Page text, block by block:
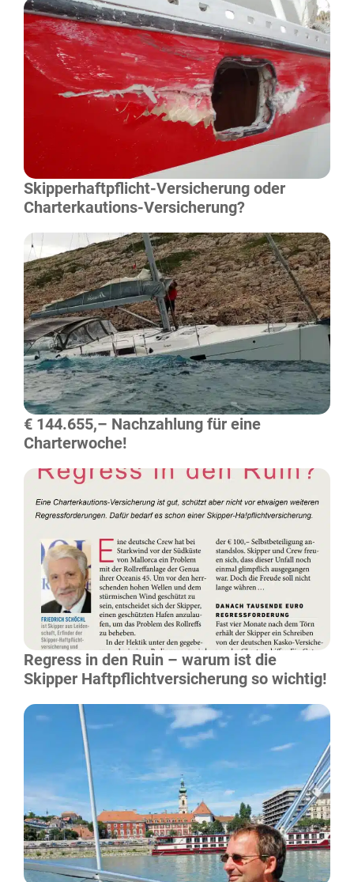
Mehr Lesen
Skipperhaftpflicht-Versicherung oder
Charterkautions-Versicherung?
Mehr Lesen
€ 144.655,– Nachzahlung für eine
Charterwoche!
Mehr Lesen
Regress in den Ruin – warum ist die
Skipper Haftpflichtversicherung so wichtig!
Mehr Lesen